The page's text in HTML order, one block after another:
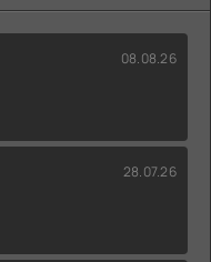
08.08.26
28.07.26